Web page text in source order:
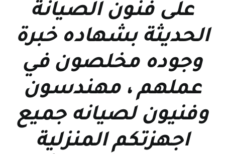
على فنون الصيانة
الحديثة بشهاده خبرة
وجوده مخلصون في
عملهم ، مهندسون
وفنيون لصيانه جميع
اجهزتكم المنزلية